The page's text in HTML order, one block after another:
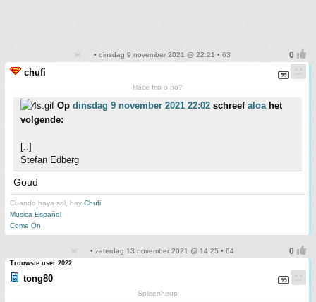
• dinsdag 9 november 2021 @ 22:21 • 63
chufi
Hace frio o no?
Op dinsdag 9 november 2021 22:02 schreef aloahet
volgende:
[..]
Stefan Edberg
Goud
Cuando haya sol, hay Chufi
Musica Español
Come On
• zaterdag 13 november 2021 @ 14:25 • 64
Trouwste user 2022
tong80
Spleenheup